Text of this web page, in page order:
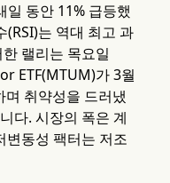
일 동안 11% 급등했
는 역대 최고 과
랠리는 목요일
ETF(MTUM)가 3월
며 취약성을 드러냈
다. 시장의 폭은 계
변동성 팩터는 저조